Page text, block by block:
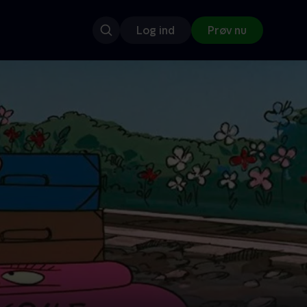
Log ind Prøv nu